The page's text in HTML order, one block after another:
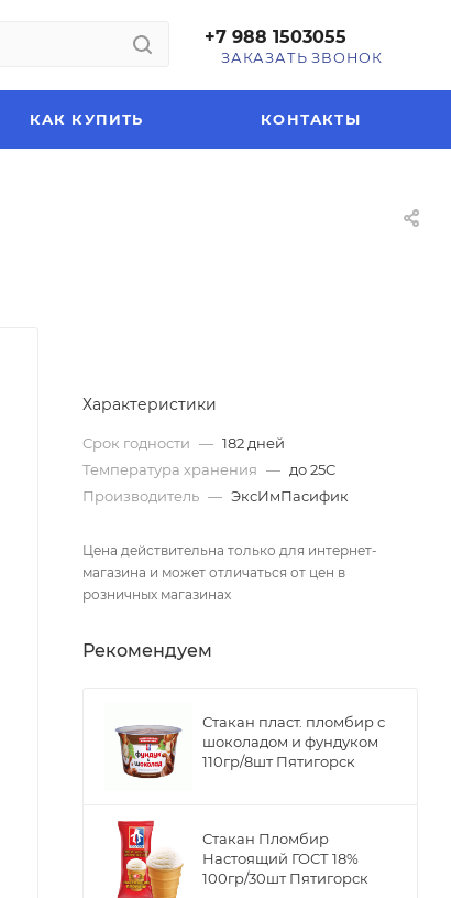
+7 988 1503055
ЗАКАЗАТЬ ЗВОНОК
КАК КУПИТЬ КОНТАКТЫ
Характеристики
Срок годности — 182 дней
Температура хранения — до 25C
Производитель — ЭксИмПасифик
Цена действительна только для интернет-
магазина и может отличаться от цен в
розничных магазинах
Рекомендуем
Стакан пласт. пломбир с
шоколадом и фундуком
110гр/8шт Пятигорск
Стакан Пломбир
Настоящий ГОСТ 18%
100гр/30шт Пятигорск